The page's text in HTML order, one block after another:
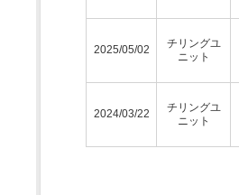
2025/05/02
チリングユ
ニット
2024/03/22
チリングユ
ニット